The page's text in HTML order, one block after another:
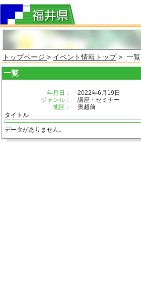
トップページ > イベント情報トップ> 一覧
一覧
年月日：
2022年6月19日
ジャンル：
講座・セミナー
地区：
奥越前
タイトル
データがありません。